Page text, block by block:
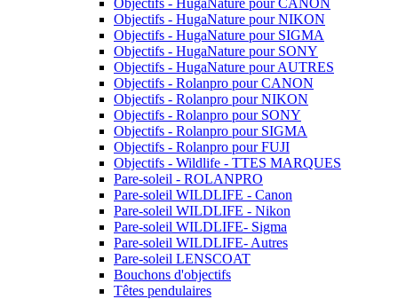
Objectifs - HugaNature pour CANON
Objectifs - HugaNature pour NIKON
Objectifs - HugaNature pour SIGMA
Objectifs - HugaNature pour SONY
Objectifs - HugaNature pour AUTRES
Objectifs - Rolanpro pour CANON
Objectifs - Rolanpro pour NIKON
Objectifs - Rolanpro pour SONY
Objectifs - Rolanpro pour SIGMA
Objectifs - Rolanpro pour FUJI
Objectifs - Wildlife - TTES MARQUES
Pare-soleil - ROLANPRO
Pare-soleil WILDLIFE - Canon
Pare-soleil WILDLIFE - Nikon
Pare-soleil WILDLIFE- Sigma
Pare-soleil WILDLIFE- Autres
Pare-soleil LENSCOAT
Bouchons d'objectifs
Têtes pendulaires